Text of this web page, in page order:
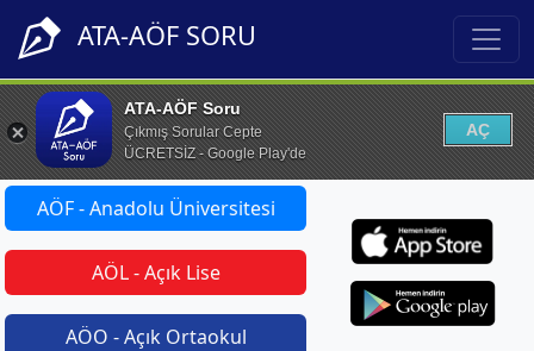
ATA-AÖF SORU
ATA-AÖF Soru
Çıkmış Sorular Cepte
ÜCRETSİZ - Google Play'de
AÇ
AÖF - Anadolu Üniversitesi
AÖL - Açık Lise
AÖO - Açık Ortaokul